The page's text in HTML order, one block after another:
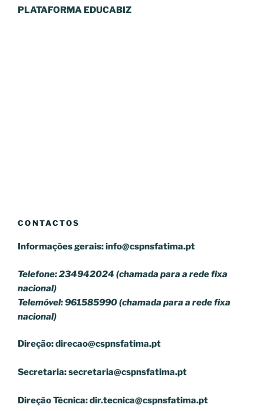
PLATAFORMA EDUCABIZ
CONTACTOS
Informações gerais:info@cspnsfatima.pt
Telefone: 234942024 (chamada para a rede fixa
nacional)
Telemóvel: 961585990 (chamada para a rede fixa
nacional)
Direção:direcao@cspnsfatima.pt
Secretaria:secretaria@cspnsfatima.pt
Direção Técnica:dir.tecnica@cspnsfatima.pt